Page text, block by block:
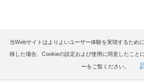
当Webサイトはよりよいユーザー体験を実現するため
移した場合、Cookieの設定および使用に同意したこと
ーをご覧ください。